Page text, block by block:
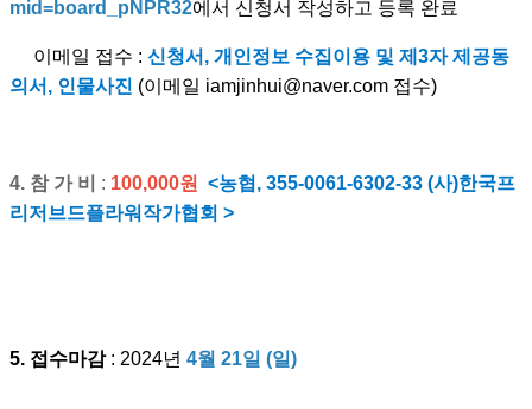
mid=board_pNPR32에서 신청서 작성하고 등록 완료
이메일 접수 : 신청서, 개인정보 수집이용 및 제3자 제공동
의서, 인물사진 (이메일 iamjinhui@naver.com 접수)
4. 참 가 비 : 100,000원 <농협 , 355-0061-6302-33 (사)한국프
리저브드플라워작가협회 >
5. 접수마감 : 2024년 4월 21일 (일)